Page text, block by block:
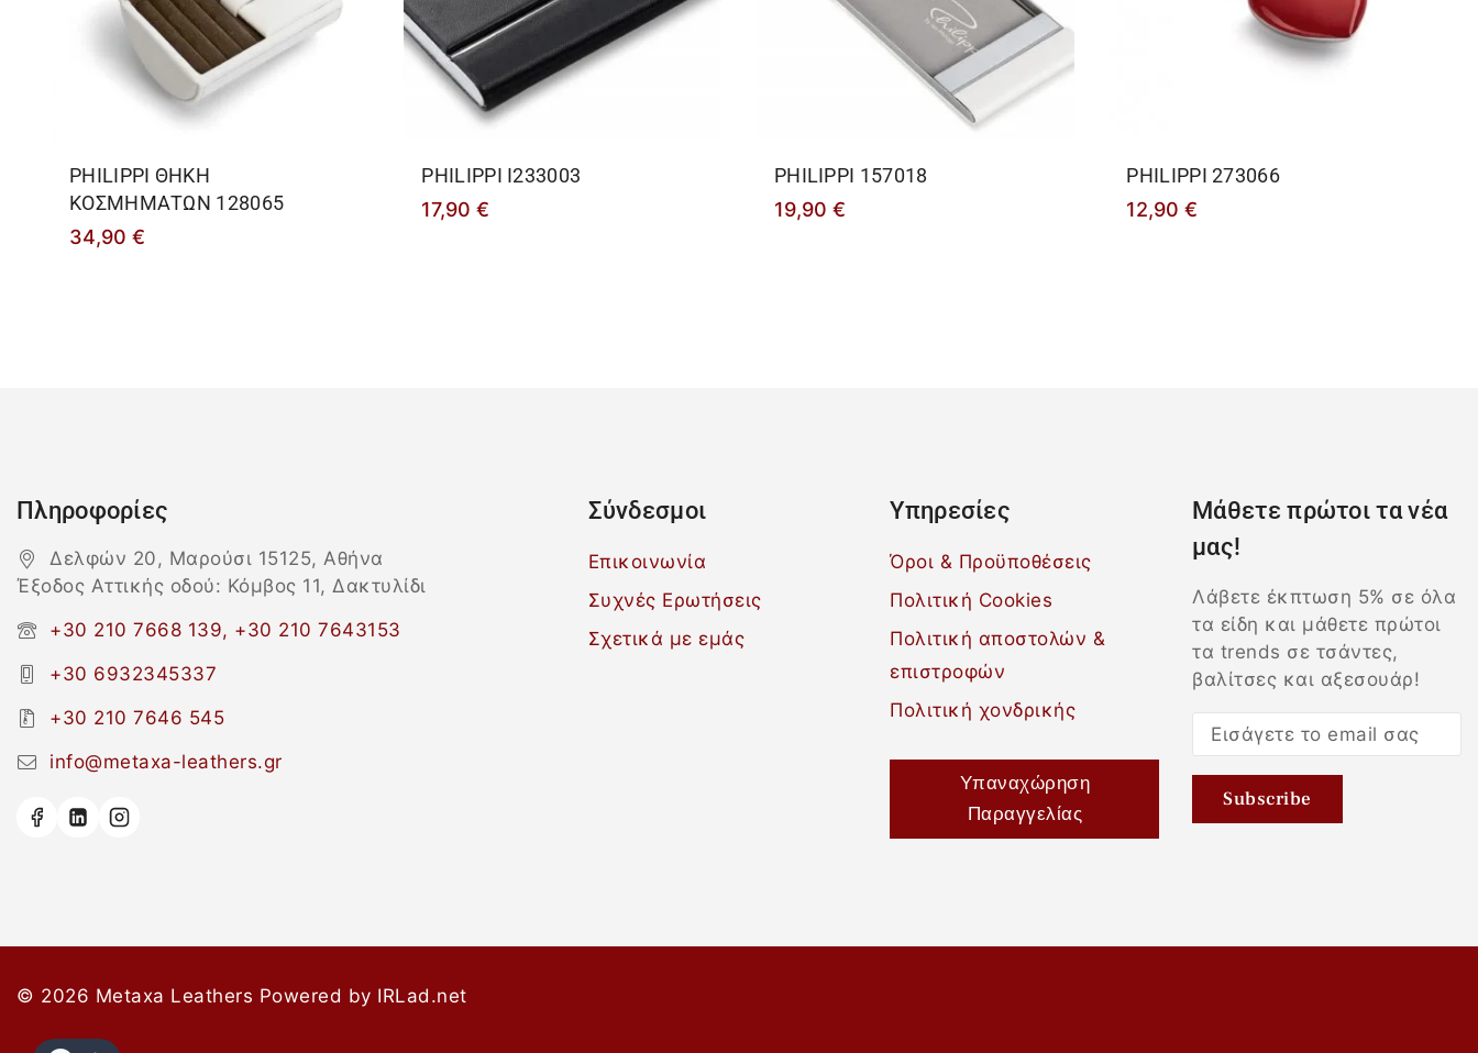
PHILIPPΙ ΘΗΚΗ
ΚΟΣΜΗΜΑΤΩΝ 128065
34,90 €
PHILIPPΙ I233003
17,90€
PHILIPPΙ 157018
19,90 €
PHILIPPΙ 273066
12,90€
Πληροφορίες
Δελφών 20, Μαρούσι 15125, Αθήνα
Έξοδος Αττικής οδού: Κόμβος 11, Δακτυλίδι
+30 210 7668 139, +30 210 7643153
+30 6932345337
+30 210 7646 545
info@metaxa-leathers.gr
Σύνδεσμοι
Επικοινωνία
Συχνές Ερωτήσεις
Σχετικά με εμάς
Υπηρεσίες
Όροι & Προϋποθέσεις
Πολιτική Cookies
Πολιτική αποστολών &
επιστροφών
Πολιτική χονδρικής
Υπαναχώρηση
Παραγγελίας
Μάθετε πρώτοι τα νέα
μας!
Λάβετε έκπτωση 5% σε όλα
τα είδη και μάθετε πρώτοι
τα trends σε τσάντες,
βαλίτσες και αξεσουάρ!
© 2026 Metaxa Leathers Powered by IRLad.net